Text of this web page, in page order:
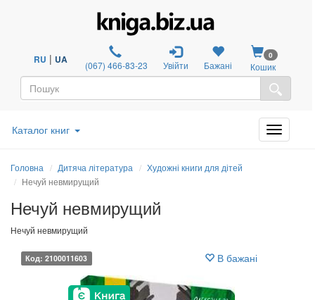
RU | UA (067) 466-83-23 Увійти Бажані
0
Кошик
Каталог книг
Головна Дитяча література
Художні книги для дітей
Нечуй невмирущий
Нечуй невмирущий
Нечуй невмирущий
Код: 2100011603 В бажані